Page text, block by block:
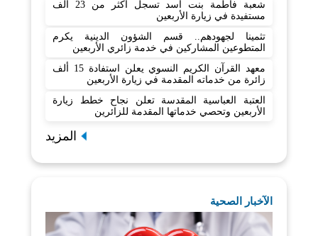
شعبة فاطمة بنت أسد تسجل أكثر من 23 ألف
مستفيدة في زيارة الأربعين
تثمينا لجهودهم.. قسم الشؤون الدينية يكرم
المتطوعين المشاركين في خدمة زائري الأربعين
معهد القرآن الكريم النسوي يعلن استفادة 15 ألف
زائرة من خدماته المقدمة في زيارة الأربعين
العتبة العباسية المقدسة تعلن نجاح خطط زيارة
الأربعين وتحصي خدماتها المقدمة للزائرين
المزيد
الآخبار الصحية